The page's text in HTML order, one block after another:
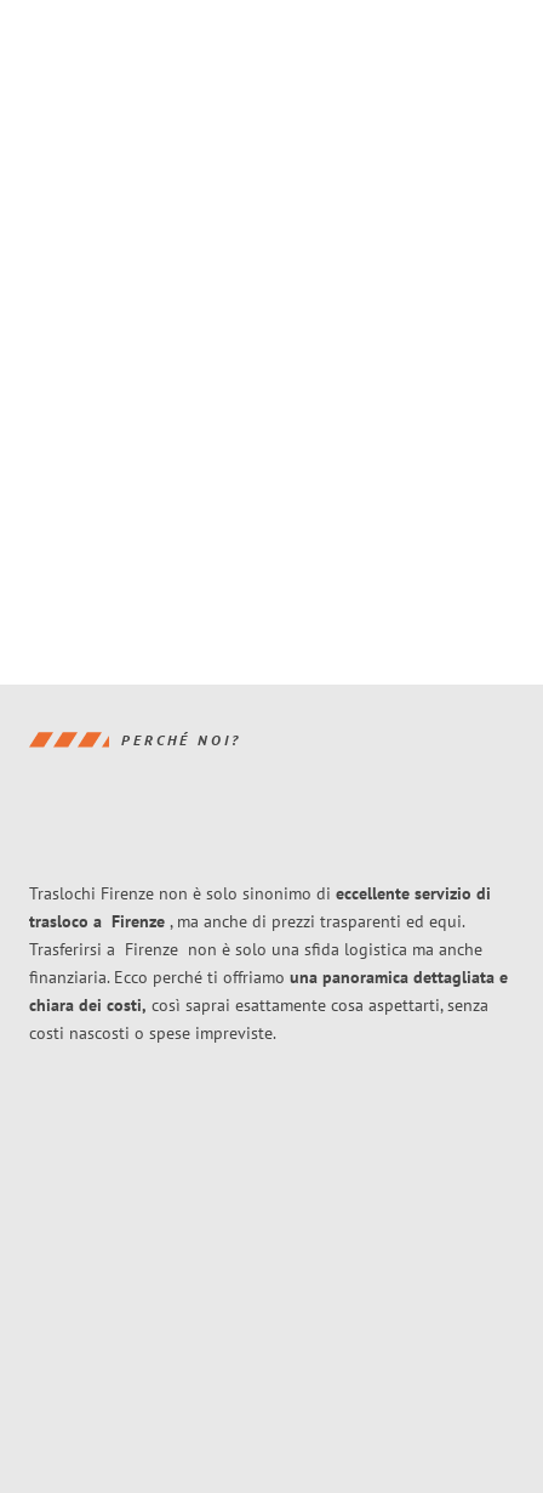
PERCHÉ NOI?
Traslochi Firenze non è solo sinonimo di eccellente servizio di
trasloco a Firenze , ma anche di prezzi trasparenti ed equi.
Trasferirsi a Firenze non è solo una sfida logistica ma anche
finanziaria. Ecco perché ti offriamo una panoramica dettagliata e
chiara dei costi, così saprai esattamente cosa aspettarti, senza
costi nascosti o spese impreviste.